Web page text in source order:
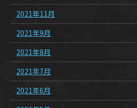
2021年11月
2021年9月
2021年8月
2021年7月
2021年6月